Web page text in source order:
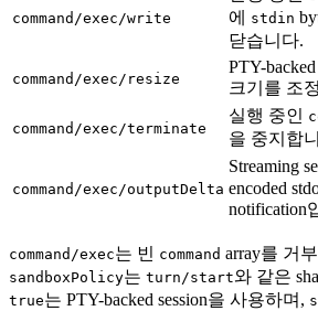
command/exec/write
에
stdin
닫습니다.
command/exec/resize
PTY-backed
크기를 조
command/exec/terminate
실행 중인
을 중지합
command/exec/outputDelta
Streaming
encoded
notification
command/exec는 빈 command array를 거
sandboxPolicy는 turn/start와 같은
true는 PTY-backed session을 사용하며,